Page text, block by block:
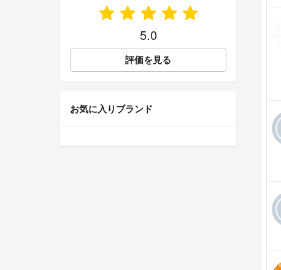
5.0
評価を見る
お気に入りブランド